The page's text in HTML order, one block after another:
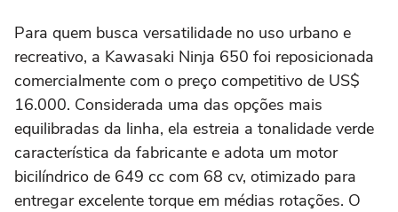
Para quem busca versatilidade no uso urbano e
recreativo, a Kawasaki Ninja 650 foi reposicionada
comercialmente com o preço competitivo de US$
16.000. Considerada uma das opções mais
equilibradas da linha, ela estreia a tonalidade verde
característica da fabricante e adota um motor
bicilíndrico de 649 cc com 68 cv, otimizado para
entregar excelente torque em médias rotações. O